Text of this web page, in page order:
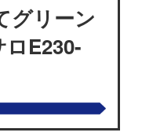
グリーン
E230-